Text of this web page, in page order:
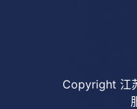
Copyright 江